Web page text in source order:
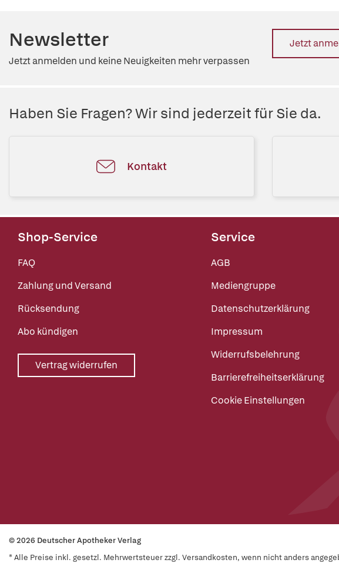
Newsletter
Jetzt anmelden und keine Neuigkeiten mehr verpassen
Jetzt
Haben Sie Fragen? Wir sind jederzeit für Sie da.
Kontakt
Shop-Service
FAQ
Zahlung und Versand
Rücksendung
Abo kündigen
Vertrag widerrufen
Service
AGB
Mediengruppe
Datenschutzerklärung
Impressum
Widerrufsbelehrung
Barrierefreiheitserklärung
Cookie Einstellungen
© 2026 Deutscher Apotheker Verlag
* Alle Preise inkl. gesetzl. Mehrwertsteuer zzgl. Versandkosten, wenn nicht anders